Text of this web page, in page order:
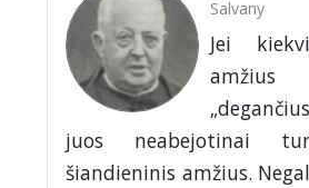
Salvany
Jei
amžius
juos neabejotinai
šiandieninis amžius.